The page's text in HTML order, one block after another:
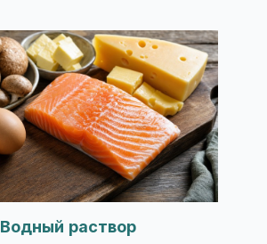
Водный раствор